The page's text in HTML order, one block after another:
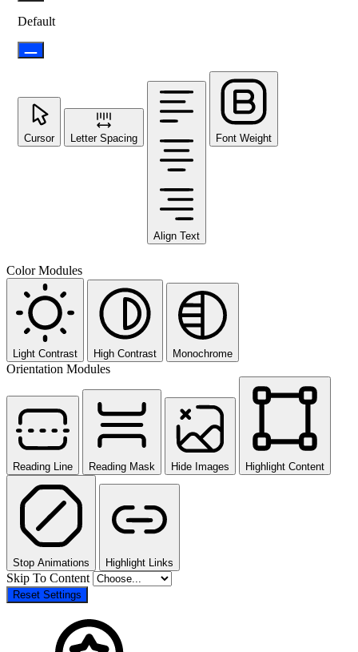
Default
Cursor Letter Spacing
Align Text
Font Weight
Color Modules
Light Contrast High Contrast Monochrome
Orientation Modules
Reading Line Reading Mask Hide Images Highlight Content
Stop Animations Highlight Links
Skip To Content
Reset Settings